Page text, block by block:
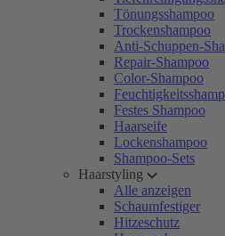
Tönungsshampoo
Trockenshampoo
Anti-Schuppen-
Repair-Shampoo
Color-Shampoo
Festes Shampoo
Haarseife
Lockenshampoo
Shampoo-Sets
Haarstyling
Alle anzeigen
Schaumfestiger
Hitzeschutz